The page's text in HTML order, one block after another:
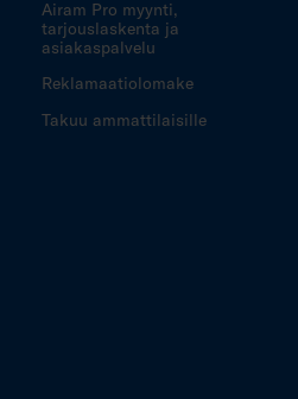
Airam Pro myynti,
tarjouslaskenta ja
asiakaspalvelu
Reklamaatiolomake
Takuu ammattilaisille